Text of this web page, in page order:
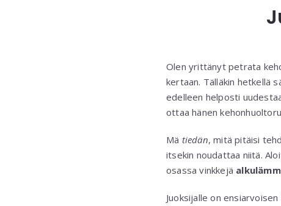
Olen yrittänyt petrata
kertaan. Tälläkin hetkellä
edelleen helposti
ottaa hänen
Mä tiedän, mitä pitäisi
itsekin noudattaa niitä.
osassa vinkkejä
Juoksijalle on